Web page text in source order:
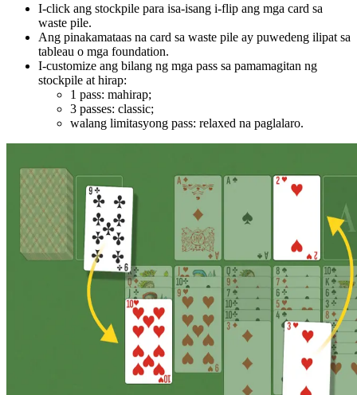
I-click ang stockpile para isa-isang i-flip ang mga card sa
waste pile.
Ang pinakamataas na card sa waste pile ay puwedeng ilipat sa
tableau o mga foundation.
I-customize ang bilang ng mga pass sa pamamagitan ng
stockpile at hirap:
1 pass: mahirap;
3 passes: classic;
walang limitasyong pass: relaxed na paglalaro.